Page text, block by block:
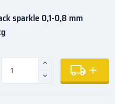
sparkle 0,1-0,8 mm